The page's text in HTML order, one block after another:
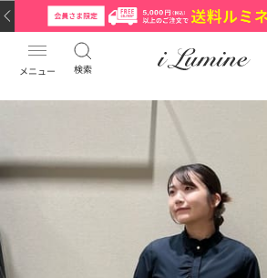
メニュー 検索